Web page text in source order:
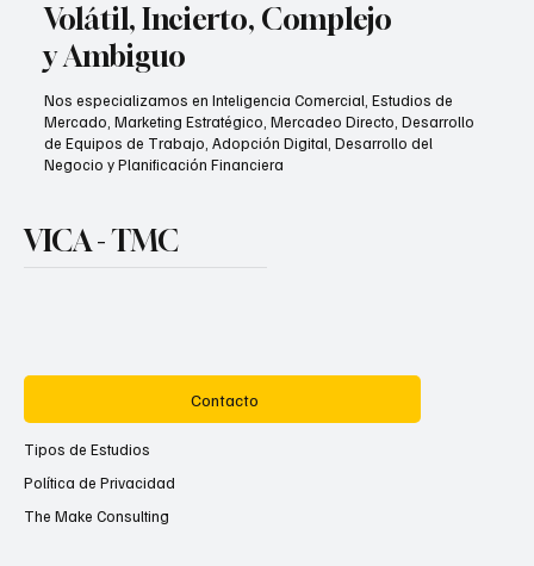
Volátil, Incierto, Complejo
y Ambiguo
Nos especializamos en Inteligencia Comercial, Estudios de
Mercado, Marketing Estratégico, Mercadeo Directo, Desarrollo
de Equipos de Trabajo, Adopción Digital, Desarrollo del
Negocio y Planificación Financiera
VICA - TMC
Contacto
Tipos de Estudios
Política de Privacidad
The Make Consulting